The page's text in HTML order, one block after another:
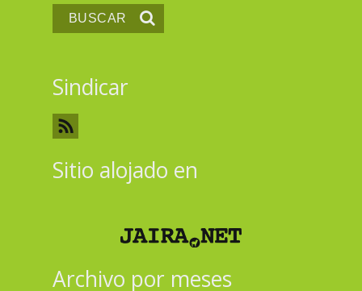
Sindicar
Sitio alojado en
Archivo por meses